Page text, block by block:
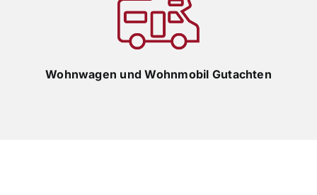
Wohnwagen und Wohnmobil Gutachten